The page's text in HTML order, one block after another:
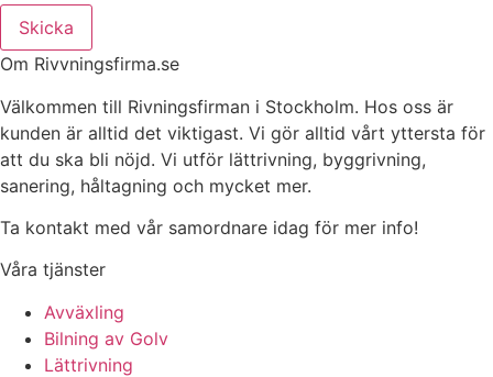
Skicka
Om Rivvningsfirma.se
Välkommen till Rivningsfirman i Stockholm. Hos oss är
kunden är alltid det viktigast. Vi gör alltid vårt yttersta för
att du ska bli nöjd. Vi utför lättrivning, byggrivning,
sanering, håltagning och mycket mer.
Ta kontakt med vår samordnare idag för mer info!
Våra tjänster
Avväxling
Bilning av Golv
Lättrivning